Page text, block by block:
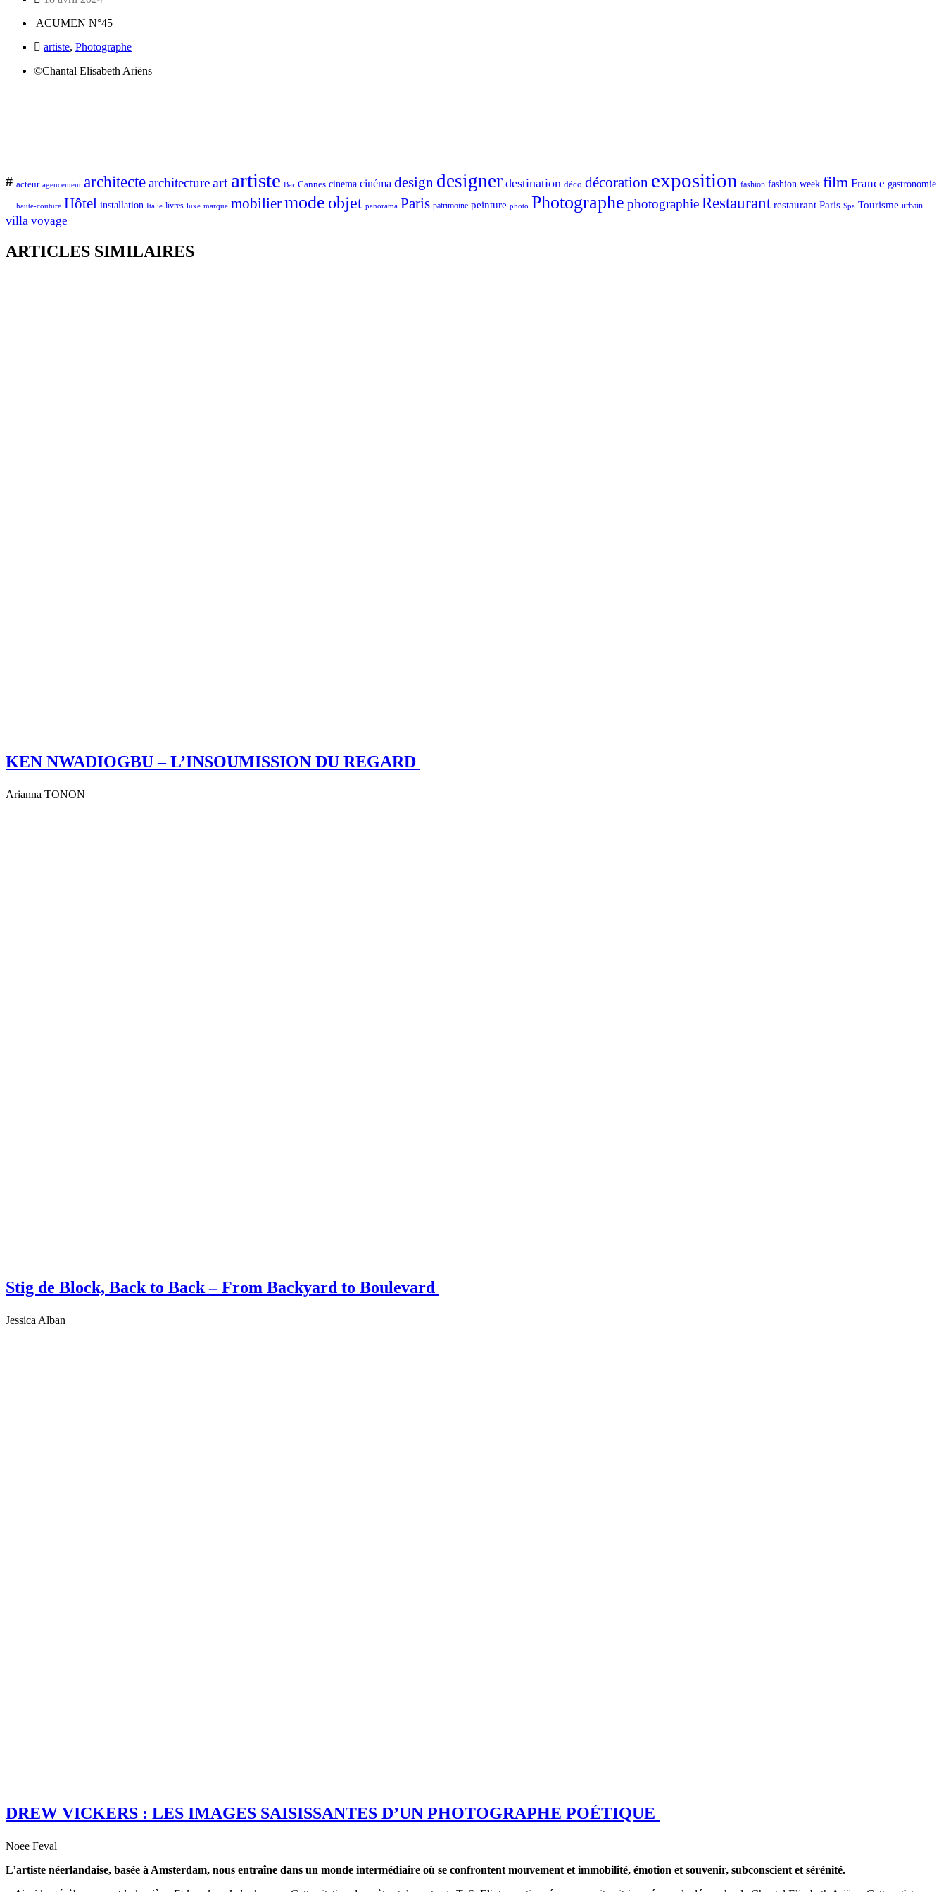
ACUMEN N°45
artiste, Photographe
©Chantal Elisabeth Ariëns
# acteur agencement architectearchitectureart artiste Bar Cannes cinema cinéma design designer destination déco décoration exposition fashion fashion week film France gastronomie
haute-couture Hôtel installation Italie livres luxe marque mobiliermode objet panorama Paris patrimoine peinture photo Photographe photographieRestaurant restaurant Paris Spa Tourisme urbain
villa voyage
ARTICLES SIMILAIRES
KEN NWADIOGBU – L’INSOUMISSION DU REGARD
Arianna TONON
Stig de Block, Back to Back – From Backyard to Boulevard
Jessica Alban
DREW VICKERS : LES IMAGES SAISISSANTES D’UN PHOTOGRAPHE POÉTIQUE
Noee Feval
L’artiste néerlandaise, basée à Amsterdam, nous entraîne dans un monde intermédiaire où se confrontent mouvement et immobilité, émotion et souvenir, subconscient et sérénité.